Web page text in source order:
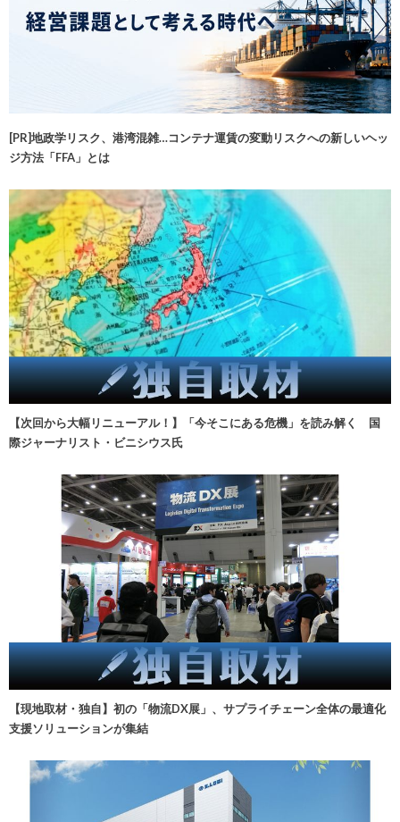
[PR]地政学リスク、港湾混雑…コンテナ運賃の変動リスクへの新しいヘッ
ジ方法「FFA」とは
【次回から大幅リニューアル！】「今そこにある危機」を読み解く 国
際ジャーナリスト・ビニシウス氏
【現地取材・独自】初の「物流DX展」、サプライチェーン全体の最適化
支援ソリューションが集結